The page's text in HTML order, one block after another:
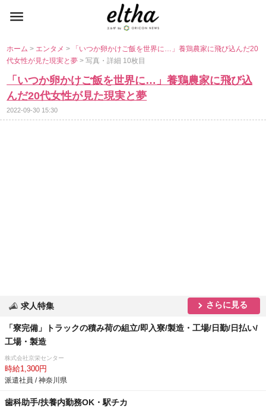
ホーム> エンタメ>
「いつか卵かけご飯を世界に…」養鶏農家に飛び込んだ20
代女性が見た現実と夢> 写真・詳細 10枚目
「いつか卵かけご飯を世界に…」養鶏農家に飛び込
んだ20代女性が見た現実と夢
2022-09-30 15:30
求人特集 さらに見る
「寮完備」トラックの積み荷の組立/即入寮/製造・工場/日勤/日払い/
工場・製造
株式会社京栄センター
時給1,300円
派遣社員 / 神奈川県
歯科助手/扶養内勤務OK・駅チカ